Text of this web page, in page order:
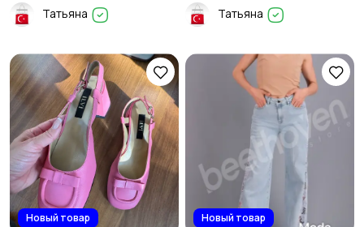
Татьяна Татьяна
Новый товар Новый товар